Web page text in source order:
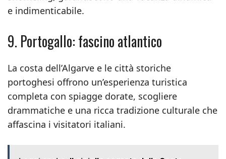
e indimenticabile.
9. Portogallo: fascino atlantico
La costa dell’Algarve e le città storiche
portoghesi offrono un’esperienza turistica
completa con spiagge dorate, scogliere
drammatiche e una ricca tradizione culturale che
affascina i visitatori italiani.